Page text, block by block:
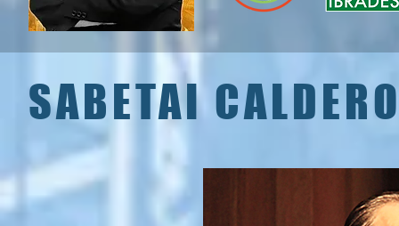
SABETAI